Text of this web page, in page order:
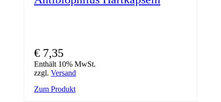
€ 7,35
Enthält 10% MwSt.
zzgl. Versand
Zum Produkt